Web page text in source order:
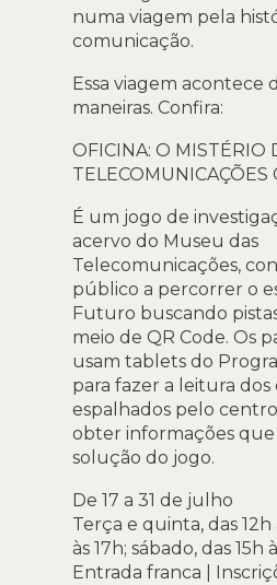
numa viagem pela
comunicação.
Essa viagem acontece
maneiras. Confira:
OFICINA: O MISTÉRIO
TELECOMUNICAÇÕES
É um jogo de
acervo do Museu das
Telecomunicações,
público a percorrer o
Futuro buscando
meio de QR Code. Os
usam tablets do
para fazer a leitura dos
espalhados pelo
obter informações
solução do jogo.
De 17 a 31 de julho
Terça e quinta, das 12h
às 17h; sábado, das 15h
Entrada franca |